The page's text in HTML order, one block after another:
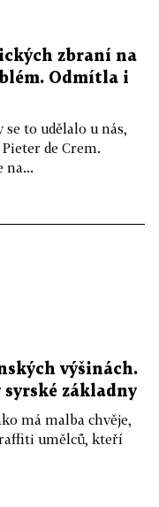
zbraní na
Odmítla i
to udělalo u nás,
de Crem.
na...
výšinách.
základny
má malba chvěje,
umělců, kteří